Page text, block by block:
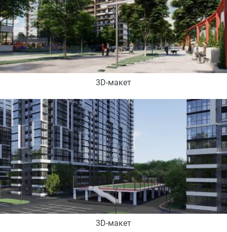
3D-макет
3D-макет